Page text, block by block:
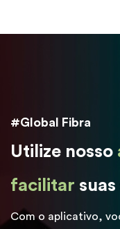
#Global Fibra
Utilize nosso
facilitar
Com o aplicativo,